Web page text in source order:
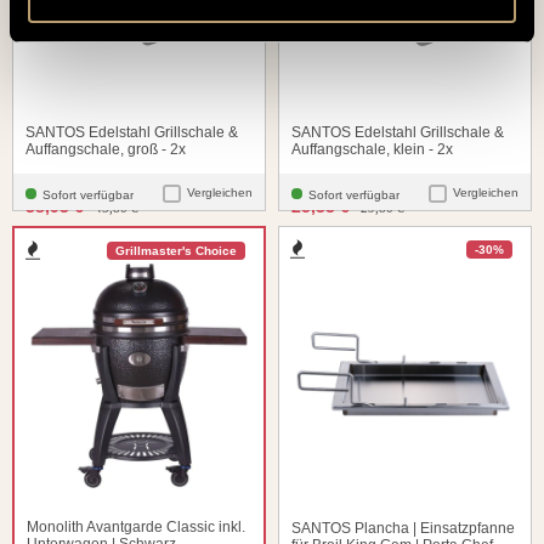
SANTOS Edelstahl Grillschale &
Auffangschale, groß - 2x
38,93 € santosgrills-theme.listing.formerPrice:
45,80 €
Sofort verfügbar Vergleichen
SANTOS Edelstahl Grillschale &
Auffangschale, klein - 2x
25,33 € santosgrills-
29,80 €
Sofort verfügbar Vergleichen
Grillmaster's Choice
Monolith Avantgarde Classic inkl.
-30%
SANTOS Plancha | Einsatzpfanne